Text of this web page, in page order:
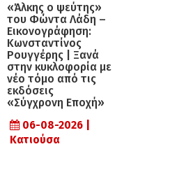
«Άλκης ο ψεύτης»
του Φώντα Λάδη –
Εικονογράφηση:
Κωνσταντίνος
Ρουγγέρης | Ξανά
στην κυκλοφορία με
νέο τόμο από τις
εκδόσεις
«Σύγχρονη Εποχή»
06-08-2026 |
Κατιούσα